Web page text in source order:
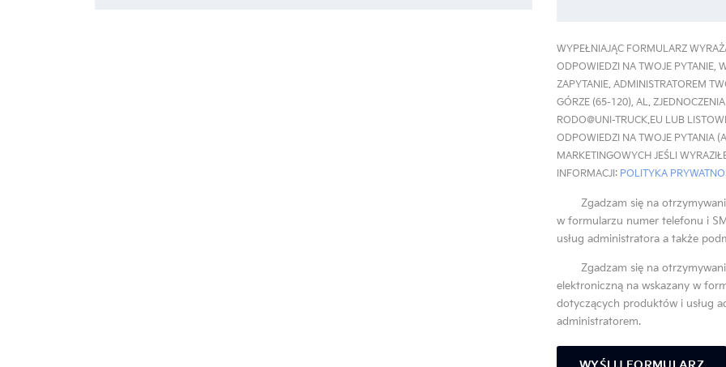
WYPEŁNIAJĄC FORMULARZ
ODPOWIEDZI NA TWOJE PYTANIE,
ZAPYTANIE. ADMINISTRATOREM
GÓRZE (65-120), AL.
RODO@UNI-TRUCK.EU LUB
ODPOWIEDZI NA TWOJE PYTANIA
MARKETINGOWYCH JEŚLI
INFORMACJI: POLITYKA
Zgadzam się na
w formularzu numer telefonu i
usług administratora a także
Zgadzam się na
elektroniczną na wskazany w
dotyczących produktów i usług
administratorem.